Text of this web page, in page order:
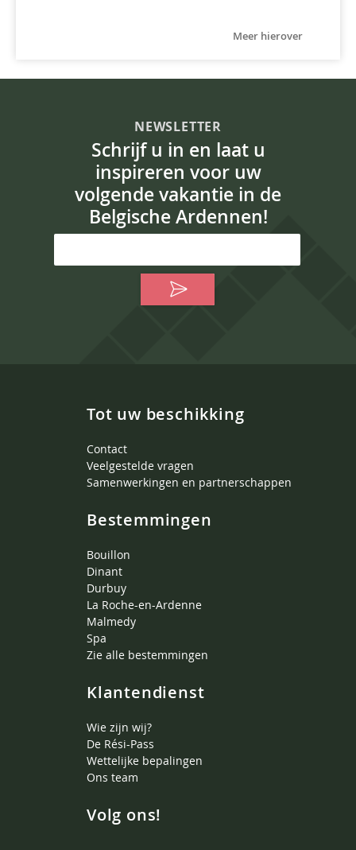
Meer hierover
NEWSLETTER
Schrijf u in en laat u
inspireren voor uw
volgende vakantie in de
Belgische Ardennen!
Tot uw beschikking
Contact
Veelgestelde vragen
Samenwerkingen en partnerschappen
Bestemmingen
Bouillon
Dinant
Durbuy
La Roche-en-Ardenne
Malmedy
Spa
Zie alle bestemmingen
Klantendienst
Wie zijn wij?
De Rési-Pass
Wettelijke bepalingen
Ons team
Volg ons!